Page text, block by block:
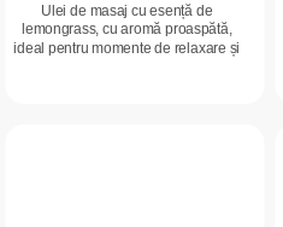
Ulei de masaj cu esență de
lemongrass, cu aromă proaspătă,
ideal pentru momente de relaxare și